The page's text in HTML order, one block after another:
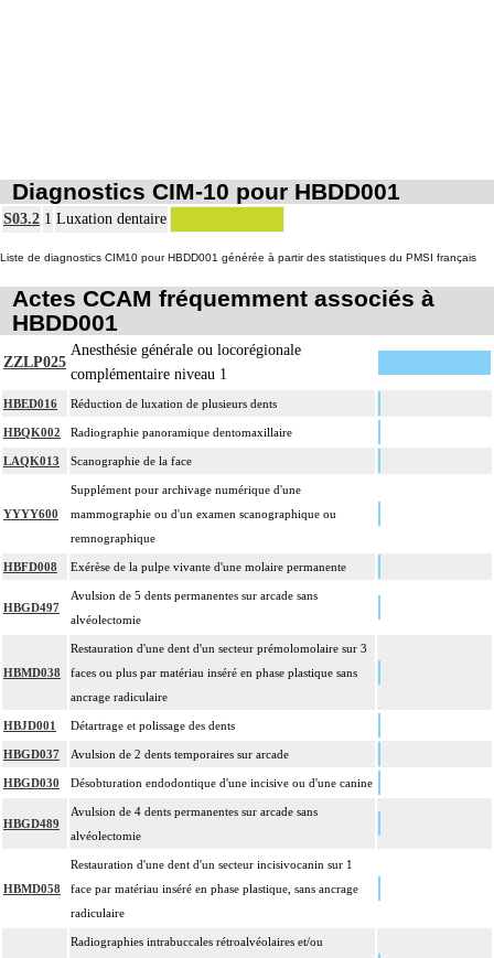
Diagnostics CIM-10 pour HBDD001
S03.2 1 Luxation dentaire
Liste de diagnostics CIM10 pour HBDD001 générée à partir des statistiques du PMSI français
Actes CCAM fréquemment associés à
HBDD001
ZZLP025
Anesthésie générale ou locorégionale
complémentaire niveau 1
HBED016 Réduction de luxation de plusieurs dents
HBQK002 Radiographie panoramique dentomaxillaire
LAQK013 Scanographie de la face
YYYY600
Supplément pour archivage numérique d'une
mammographie ou d'un examen scanographique ou
remnographique
HBFD008 Exérèse de la pulpe vivante d'une molaire permanente
HBGD497
Avulsion de 5 dents permanentes sur arcade sans
alvéolectomie
HBMD038
Restauration d'une dent d'un secteur prémolomolaire sur 3
faces ou plus par matériau inséré en phase plastique sans
ancrage radiculaire
HBJD001 Détartrage et polissage des dents
HBGD037 Avulsion de 2 dents temporaires sur arcade
HBGD030 Désobturation endodontique d'une incisive ou d'une canine
HBGD489
Avulsion de 4 dents permanentes sur arcade sans
alvéolectomie
HBMD058
Restauration d'une dent d'un secteur incisivocanin sur 1
face par matériau inséré en phase plastique, sans ancrage
radiculaire
Radiographies intrabuccales rétroalvéolaires et/ou